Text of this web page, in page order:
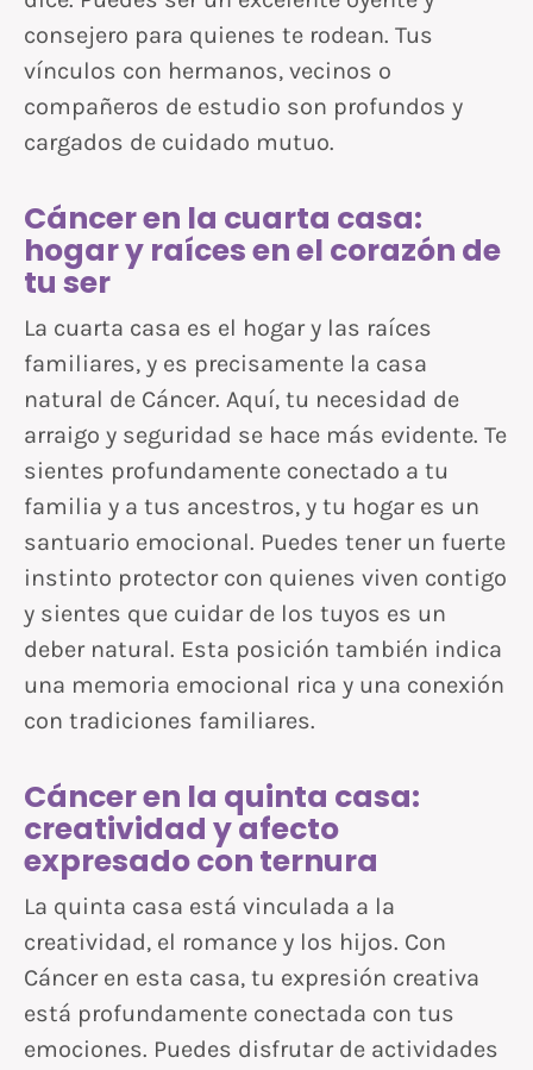
consejero para quienes te rodean. Tus
vínculos con hermanos, vecinos o
compañeros de estudio son profundos y
cargados de cuidado mutuo.
Cáncer en la cuarta casa:
hogar y raíces en el corazón de
tu ser
La cuarta casa es el hogar y las raíces
familiares, y es precisamente la casa
natural de Cáncer. Aquí, tu necesidad de
arraigo y seguridad se hace más evidente. Te
sientes profundamente conectado a tu
familia y a tus ancestros, y tu hogar es un
santuario emocional. Puedes tener un fuerte
instinto protector con quienes viven contigo
y sientes que cuidar de los tuyos es un
deber natural. Esta posición también indica
una memoria emocional rica y una conexión
con tradiciones familiares.
Cáncer en la quinta casa:
creatividad y afecto
expresado con ternura
La quinta casa está vinculada a la
creatividad, el romance y los hijos. Con
Cáncer en esta casa, tu expresión creativa
está profundamente conectada con tus
emociones. Puedes disfrutar de actividades